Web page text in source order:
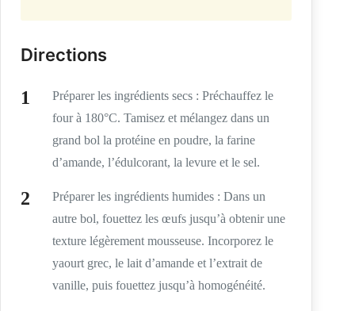
Directions
Préparer les ingrédients secs : Préchauffez le
four à 180°C. Tamisez et mélangez dans un
grand bol la protéine en poudre, la farine
d’amande, l’édulcorant, la levure et le sel.
Préparer les ingrédients humides : Dans un
autre bol, fouettez les œufs jusqu’à obtenir une
texture légèrement mousseuse. Incorporez le
yaourt grec, le lait d’amande et l’extrait de
vanille, puis fouettez jusqu’à homogénéité.